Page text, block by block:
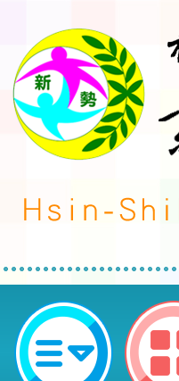
轉知113學年
坊」-桃園市平